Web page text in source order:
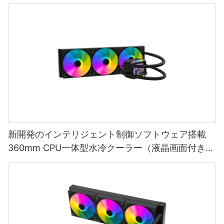
新開発のインテリジェント制御ソフトウェア搭載
360mm CPU一体型水冷クーラー（液晶画面付き）
AURORA ELITE-1773913805412865